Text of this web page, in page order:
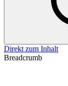
Direkt zum Inhalt
Breadcrumb